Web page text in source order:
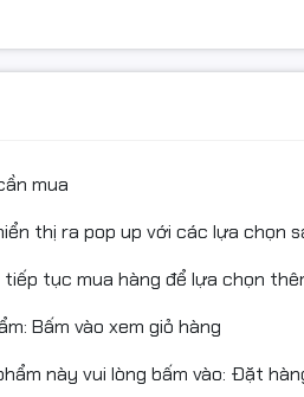
/ Magenta)
2h tại Hà Nội
mua
thị ra pop up với các lựa chọn
tục mua hàng để lựa chọn
Bấm vào xem giỏ hàng
này vui lòng bấm vào: Đặt